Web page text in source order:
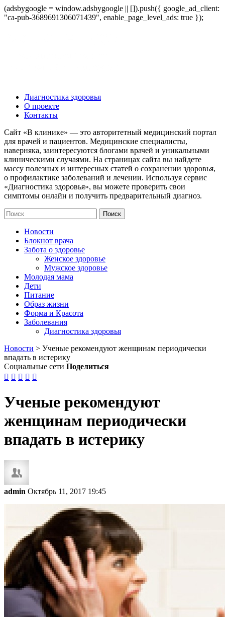
(adsbygoogle = window.adsbygoogle || []).push({ google_ad_client:
"ca-pub-3689691306071439", enable_page_level_ads: true });
Диагностика здоровья
О проекте
Контакты
Сайт «В клинике» — это авторитетный медицинский портал
для врачей и пациентов. Медицинские специалисты,
наверняка, заинтересуются блогами врачей и уникальными
клиническими случаями. На страницах сайта вы найдете
массу полезных и интересных статей о сохранении здоровья,
о профилактике заболеваний и лечении. Используя сервис
«Диагностика здоровья», вы можете проверить свои
симптомы онлайн и получить предварительный диагноз.
Новости
Блокнот врача
Забота о здоровье
Женское здоровье
Мужское здоровье
Молодая мама
Дети
Питание
Образ жизни
Форма и Красота
Заболевания
Диагностика здоровья
Новости > Ученые рекомендуют женщинам периодически
впадать в истерику
Социальные сети Поделиться
    
Ученые рекомендуют
женщинам периодически
впадать в истерику
admin Октябрь 11, 2017 19:45